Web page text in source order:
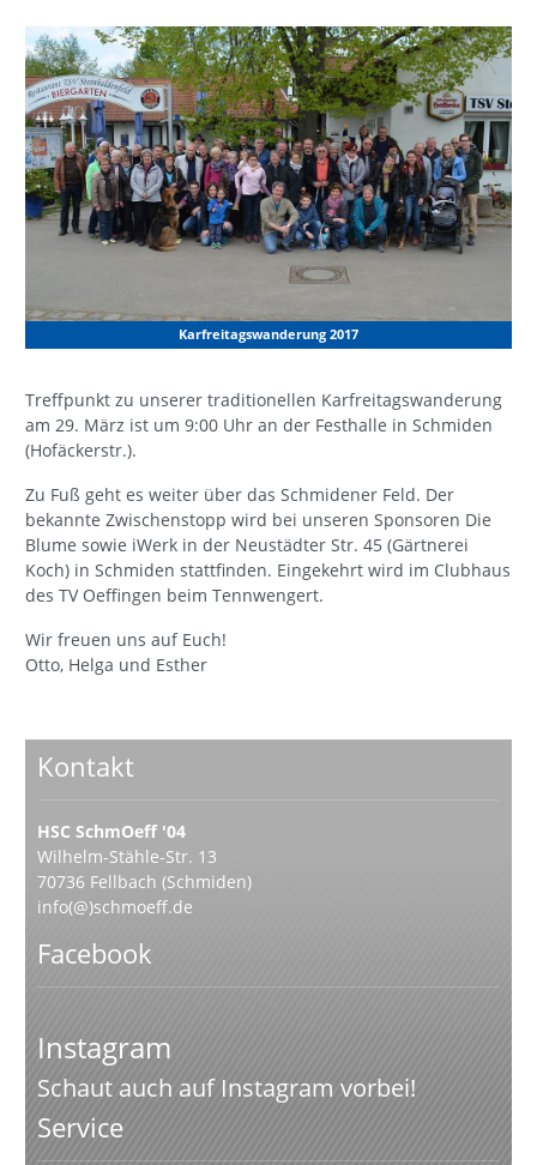
Karfreitagswanderung 2017
Treffpunkt zu unserer traditionellen Karfreitagswanderung
am 29. März ist um 9:00 Uhr an der Festhalle in Schmiden
(Hofäckerstr.).
Zu Fuß geht es weiter über das Schmidener Feld. Der
bekannte Zwischenstopp wird bei unseren Sponsoren Die
Blume sowie iWerk in der Neustädter Str. 45 (Gärtnerei
Koch) in Schmiden stattfinden. Eingekehrt wird im Clubhaus
des TV Oeffingen beim Tennwengert.
Wir freuen uns auf Euch!
Otto, Helga und Esther
Kontakt
HSC SchmOeff '04
Wilhelm-Stähle-Str. 13
70736 Fellbach (Schmiden)
info(@)schmoeff.de
Facebook
Instagram
Schaut auch auf Instagram vorbei!
Service